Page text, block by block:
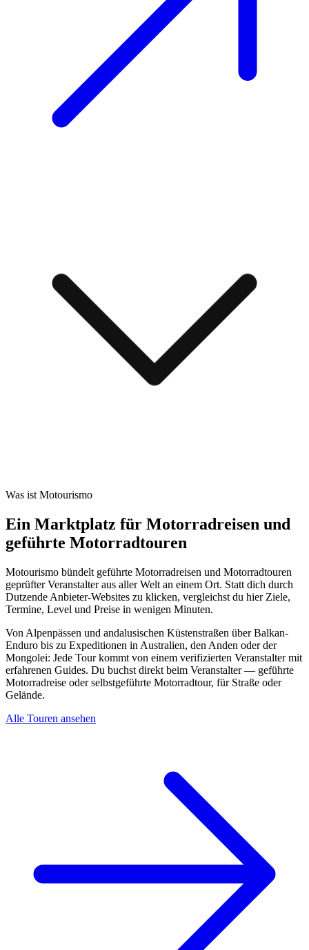
Was ist Motourismo
Ein Marktplatz für Motorradreisen und
geführte Motorradtouren
Motourismo bündelt geführte Motorradreisen und Motorradtouren
geprüfter Veranstalter aus aller Welt an einem Ort. Statt dich durch
Dutzende Anbieter-Websites zu klicken, vergleichst du hier Ziele,
Termine, Level und Preise in wenigen Minuten.
Von Alpenpässen und andalusischen Küstenstraßen über Balkan-
Enduro bis zu Expeditionen in Australien, den Anden oder der
Mongolei: Jede Tour kommt von einem verifizierten Veranstalter mit
erfahrenen Guides. Du buchst direkt beim Veranstalter — geführte
Motorradreise oder selbstgeführte Motorradtour, für Straße oder
Gelände.
Alle Touren ansehen